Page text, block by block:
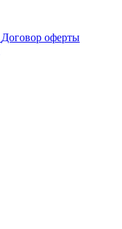
Договор оферты